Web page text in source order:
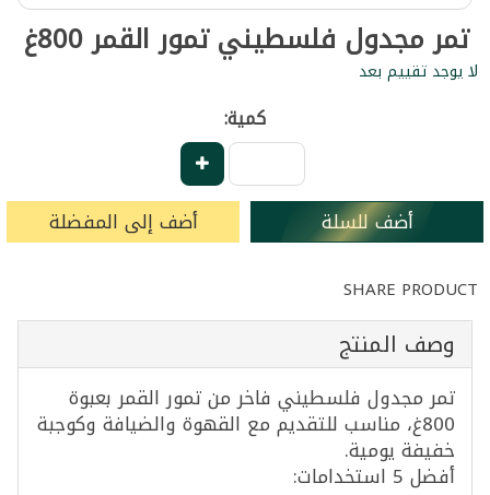
تمر مجدول فلسطيني تمور القمر 800غ
لا يوجد تقييم بعد
كمية:
أضف للسلة أضف إلى المفضلة
SHARE PRODUCT
وصف المنتج
تمر مجدول فلسطيني فاخر من تمور القمر بعبوة
800غ، مناسب للتقديم مع القهوة والضيافة وكوجبة
خفيفة يومية.
أفضل 5 استخدامات: